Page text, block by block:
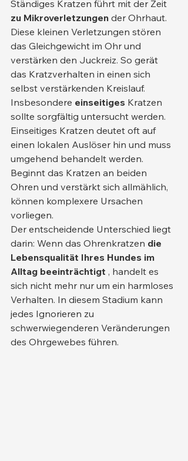
Ständiges Kratzen führt mit der Zeit
zu Mikroverletzungen der Ohrhaut.
Diese kleinen Verletzungen stören
das Gleichgewicht im Ohr und
verstärken den Juckreiz. So gerät
das Kratzverhalten in einen sich
selbst verstärkenden Kreislauf.
Insbesondere einseitiges Kratzen
sollte sorgfältig untersucht werden.
Einseitiges Kratzen deutet oft auf
einen lokalen Auslöser hin und muss
umgehend behandelt werden.
Beginnt das Kratzen an beiden
Ohren und verstärkt sich allmählich,
können komplexere Ursachen
vorliegen.
Der entscheidende Unterschied liegt
darin: Wenn das Ohrenkratzen die
Lebensqualität Ihres Hundes im
Alltag beeinträchtigt , handelt es
sich nicht mehr nur um ein harmloses
Verhalten. In diesem Stadium kann
jedes Ignorieren zu
schwerwiegenderen Veränderungen
des Ohrgewebes führen.